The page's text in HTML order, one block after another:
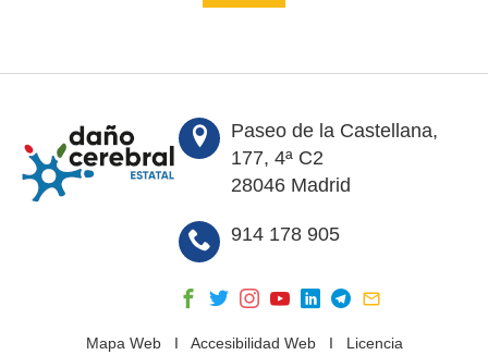
Paseo de la Castellana,
177, 4ª C2
28046 Madrid
914 178 905
Mapa WebI Accesibilidad WebI Licencia